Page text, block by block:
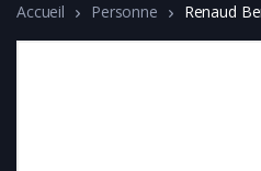
Accueil Personne Renaud